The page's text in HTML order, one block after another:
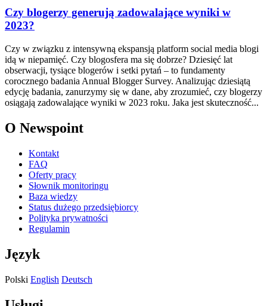
Czy blogerzy generują zadowalające wyniki w
2023?
Czy w związku z intensywną ekspansją platform social media blogi
idą w niepamięć. Czy blogosfera ma się dobrze? Dziesięć lat
obserwacji, tysiące blogerów i setki pytań – to fundamenty
corocznego badania Annual Blogger Survey. Analizując dziesiątą
edycję badania, zanurzymy się w dane, aby zrozumieć, czy blogerzy
osiągają zadowalające wyniki w 2023 roku. Jaka jest skuteczność...
O Newspoint
Kontakt
FAQ
Oferty pracy
Słownik monitoringu
Baza wiedzy
Status dużego przedsiębiorcy
Polityka prywatności
Regulamin
Język
Polski English Deutsch